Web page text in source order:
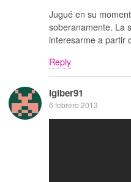
Jugué en su
soberanamente. La
interesarme a partir
Reply
Igiber91
6 febrero 2013